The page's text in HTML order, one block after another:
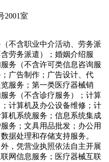
2001室
不含职业中介活动、劳务派
劳务派遣）；婚姻介绍服
务（不含许可类信息咨询服
广告制作；广告设计、代
服务；第一类医疗器械销
务（不含诊疗服务）；计算
计算机及办公设备维修；计
机系统服务；信息系统集成
务；文具用品批发；办公用
据处理和存储支持服务。
，凭营业执照依法自主开展
网信息服务；医疗器械互联